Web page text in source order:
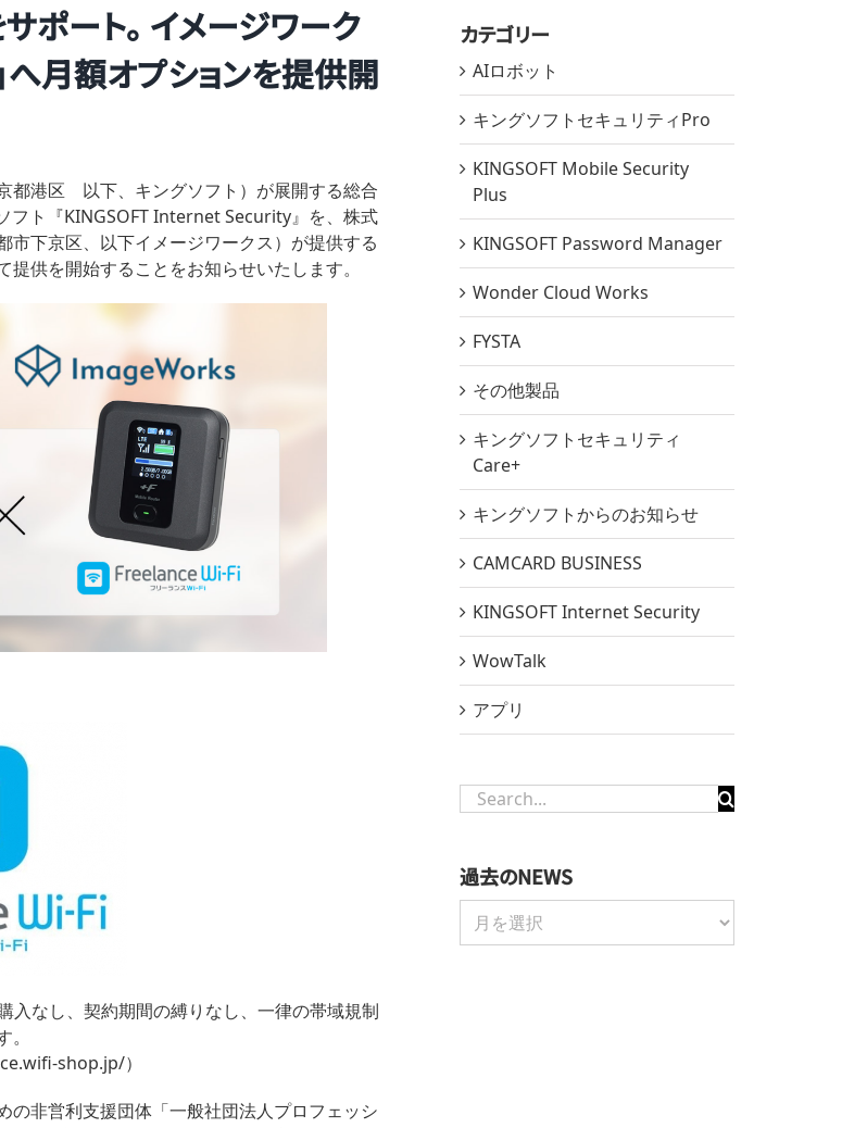
ポート。 イメージワーク
へ月額オプションを提供開
都港区 以下、キングソフト）が展開する総合
フト『KINGSOFT Internet Security』を、株式
下京区、以下イメージワークス）が提供する
供を開始することをお知らせいたします。
入なし、契約期間の縛りなし、一律の帯域規制
shop.jp/）
の非営利支援団体「一般社団法人プロフェッシ
カテゴリー
AIロボット
キングソフトセキュリティPro
KINGSOFT Mobile Security
Plus
KINGSOFT Password Manager
Wonder Cloud Works
FYSTA
その他製品
キングソフトセキュリティ
Care+
キングソフトからのお知らせ
CAMCARD BUSINESS
KINGSOFT Internet Security
WowTalk
アプリ
Search
過去のNEWS
去